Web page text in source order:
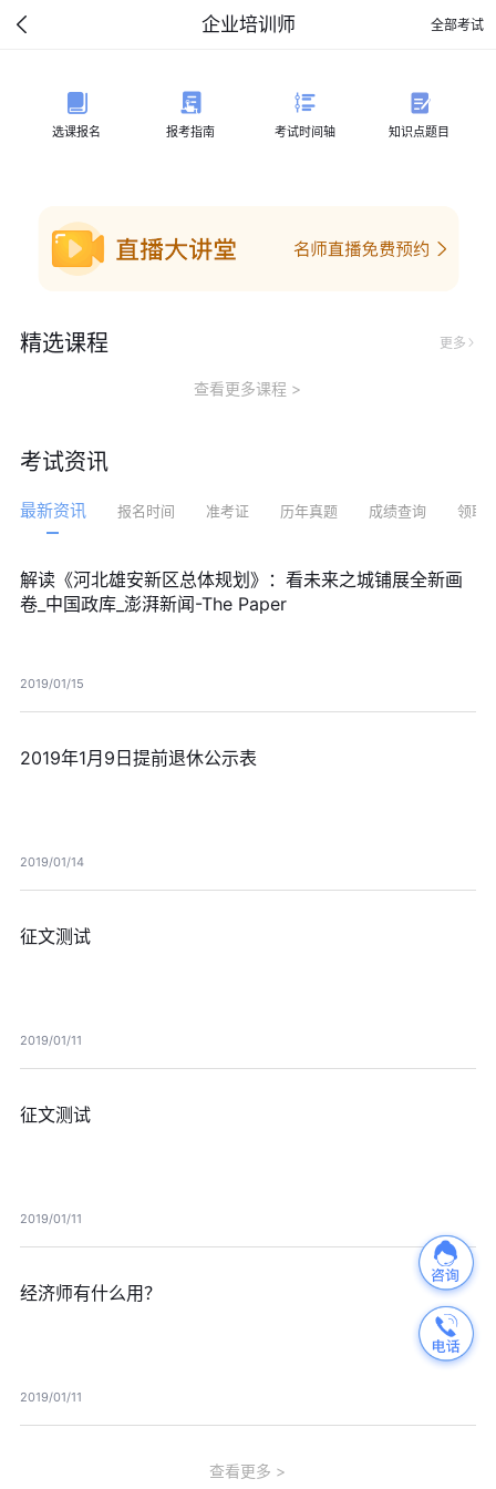
企业培训师
选课报名 报考指南 考试时间轴 知识点题目
全部考试
精选课程 更多
查看更多课程
考试资讯
最新资讯 报名时间 准考证 历年真题 成绩查询 领取
解读《河北雄安新区总体规划》：看未来之城铺展全新画
卷_中国政库_澎湃新闻-The Paper
2019/01/15
2019年1月9日提前退休公示表
2019/01/14
征文测试
2019/01/11
征文测试
2019/01/11
经济师有什么用？
2019/01/11
查看更多